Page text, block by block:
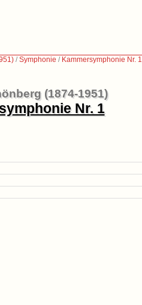
/Symphonie / Kammersymphonie Nr. 1
(1874-1951)
Nr. 1